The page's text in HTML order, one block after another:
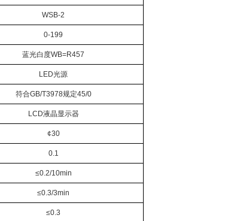
WSB-2
0-199
蓝光白度WB=R457
LED光源
符合GB/T3978规定45/0
LCD液晶显示器
¢30
0.1
≤0.2/10min
≤0.3/3min
≤0.3